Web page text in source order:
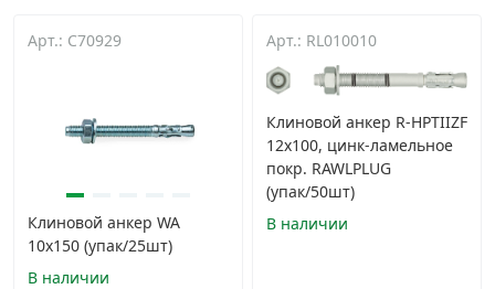
›
Кабельный крепеж ›
Строительный инструмент и инвентарь
Заклепки
Арт.: C70929
Клиновой анкер WA
10х150 (упак/25шт)
В наличии
Арт.: RL010010
Клиновой анкер R-HPTIIZF
12х100, цинк-ламельное
покр. RAWLPLUG
(упак/50шт)
В наличии